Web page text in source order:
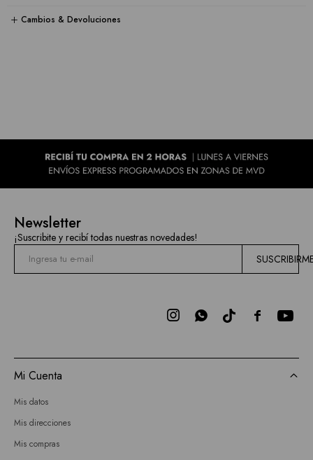
Cambios & Devoluciones
Newsletter
¡Suscribite y recibí todas nuestras novedades!

 
Mi Cuenta
Mis datos
Mis direcciones
Mis compras